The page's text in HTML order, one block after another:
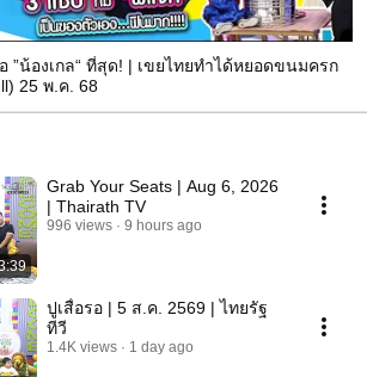
”น้องเกล“ ที่สุด! | เขยไทยทำได้หยอดขนมครก
25 พ.ค. 68
Grab Your Seats | Aug 6, 2026
| Thairath TV
996 views 9 hours ago
ปูเสื่อรอ | 5 ส.ค. 2569 | ไทยรัฐ
ทีวี
1.4K views 1 day ago